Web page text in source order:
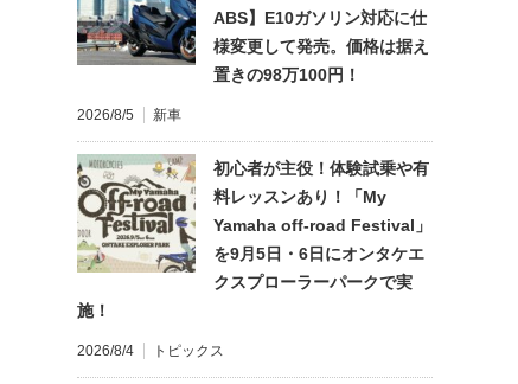
ABS】E10ガソリン対応に仕
様変更して発売。価格は据え
置きの98万100円！
2026/8/5 新車
初心者が主役！体験試乗や有
料レッスンあり！「My
Yamaha off-road Festival」
を9月5日・6日にオンタケエ
クスプローラーパークで実
施！
2026/8/4 トピックス